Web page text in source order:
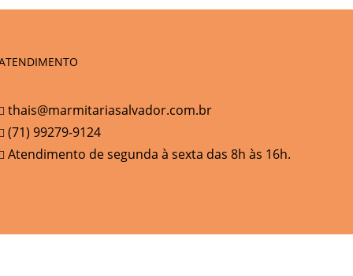
thais@marmitariasalvador.com.br
(71) 99279-9124
Atendimento de segunda à sexta das 8h às 16h.